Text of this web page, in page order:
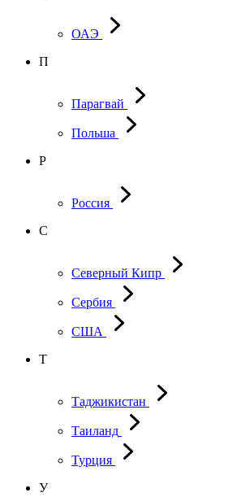
ОАЭ
П
Парагвай
Польша
Р
Россия
С
Северный Кипр
Сербия
США
Т
Таджикистан
Таиланд
Турция
У